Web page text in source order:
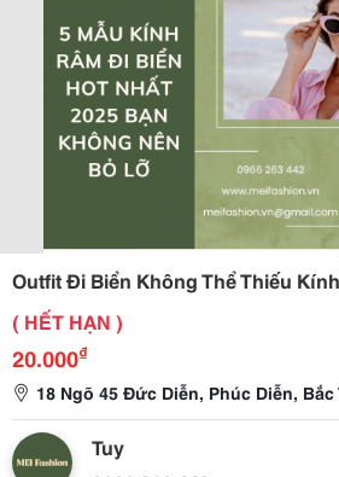
Outfit Đi Biển Không Thể Thiếu
( HẾT HẠN )
20.000₫
18 Ngõ 45 Đức Diễn, Phúc Diễn, Bắc
Tuy